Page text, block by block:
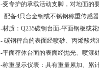
-受专护的承载活动支脚，对地面的
- 配备4只合金钢或不锈钢称重传感
-材质：Q235碳钢台面-平面钢板或
- 碳钢秤台的表面经喷砂、丙烯酸烤
-平面秤体台面的表面经抛光、喷漆
-称重显示仪表：具有重量累加、累